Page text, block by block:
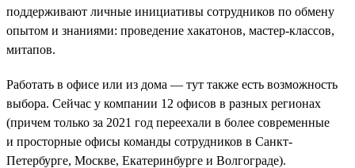
поддерживают личные инициативы сотрудников по обмену
опытом и знаниями: проведение хакатонов, мастер-классов,
митапов.
Работать в офисе или из дома — тут также есть возможность
выбора. Сейчас у компании 12 офисов в разных регионах
(причем только за 2021 год переехали в более современные
и просторные офисы команды сотрудников в Санкт-
Петербурге, Москве, Екатеринбурге и Волгограде).